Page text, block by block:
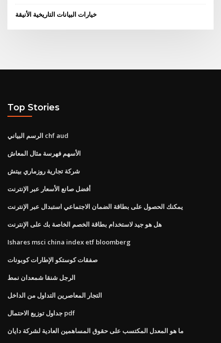
خيارات البيانات التاريخية الأنيقة
Top Stories
الرسم البياني chf aud
الأسهم فهرسة مثال المعاش
شركة تجارية روزماري بيتش
أفضل صانع الأسعار عبر الإنترنت
يمكنك الحصول على بطاقة الضمان الاجتماعي استبدال عبر الإنترنت
هل هو جيد لاستخدام بطاقة الخصم الخاصة بك على الإنترنت
Ishares msci china index etf bloomberg
صفقات كوستكو الإطارات كوبونات
الرجل شنقا شمعدان نمط
التجار المعاصرين التداول من الداخل
جداول توزيع الاحتمال pdf
ما هو المعدل المكتسب على حقوق المساهمين العادية لشركة دايان